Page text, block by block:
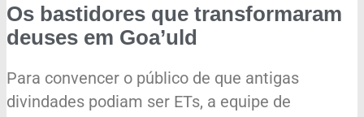
Os bastidores que transformaram
deuses em Goa’uld
Para convencer o público de que antigas
divindades podiam ser ETs, a equipe de